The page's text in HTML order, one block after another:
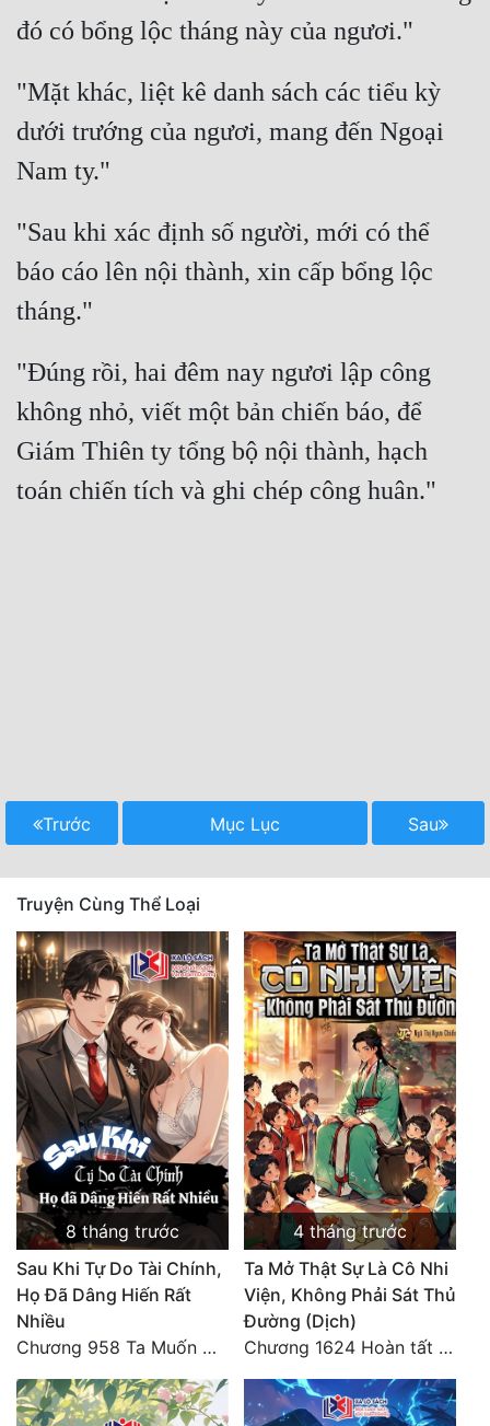
"Mặt khác, liệt kê danh sách các tiểu kỳ
dưới trướng của ngươi, mang đến Ngoại
"Sau khi xác định số người, mới có thể
báo cáo lên nội thành, xin cấp bổng lộc
"Đúng rồi, hai đêm nay ngươi lập công
không nhỏ, viết một bản chiến báo, để
Giám Thiên ty tổng bộ nội thành, hạch
Trước Mục Lục Sau
Truyện Cùng Thể Loại
8 tháng trước
Sau Khi Tự Do Tài Chính,
Họ Đã Dâng Hiến Rất
Nhiều
Chương 958 Ta Muốn Cùng Các Cô Vĩnh Viễn Ở Bên Nhau (2) Hết
4 tháng trước
Ta Mở Thật Sự Là Cô Nhi
Viện, Không Phải Sát Thủ
Đường (Dịch)
Chương 1624 Hoàn tất cảm nghĩ (2)